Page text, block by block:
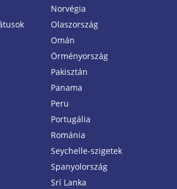
Norvégia
Olaszország
Omán
Örményország
Pakisztán
Panama
Peru
Portugália
Románia
Seychelle-szigetek
Spanyolország
Srí Lanka